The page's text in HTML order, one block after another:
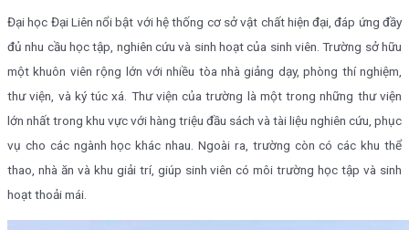
Đại học Đại Liên nổi bật với hệ thống cơ sở vật chất hiện đại, đáp ứng đầy
đủ nhu cầu học tập, nghiên cứu và sinh hoạt của sinh viên. Trường sở hữu
một khuôn viên rộng lớn với nhiều tòa nhà giảng dạy, phòng thí nghiệm,
thư viện, và ký túc xá. Thư viện của trường là một trong những thư viện
lớn nhất trong khu vực với hàng triệu đầu sách và tài liệu nghiên cứu, phục
vụ cho các ngành học khác nhau. Ngoài ra, trường còn có các khu thể
thao, nhà ăn và khu giải trí, giúp sinh viên có môi trường học tập và sinh
hoạt thoải mái.